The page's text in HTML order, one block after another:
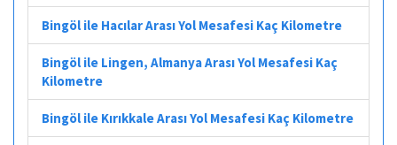
Bingöl ile Hacılar Arası Yol Mesafesi Kaç Kilometre
Bingöl ile Lingen, Almanya Arası Yol Mesafesi Kaç
Kilometre
Bingöl ile Kırıkkale Arası Yol Mesafesi Kaç Kilometre